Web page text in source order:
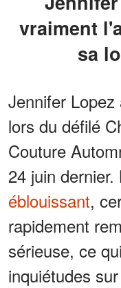
vraiment
sa
Jennifer
lors du défilé
Couture
24 juin
éblouissant,
rapidement
sérieuse, ce
inquiétudes